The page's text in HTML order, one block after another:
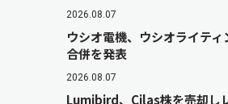
2026.08.07
ウシオ電機、ウシオライテ
合併を発表
2026.08.07
Lumibird、Cilas株を売却し